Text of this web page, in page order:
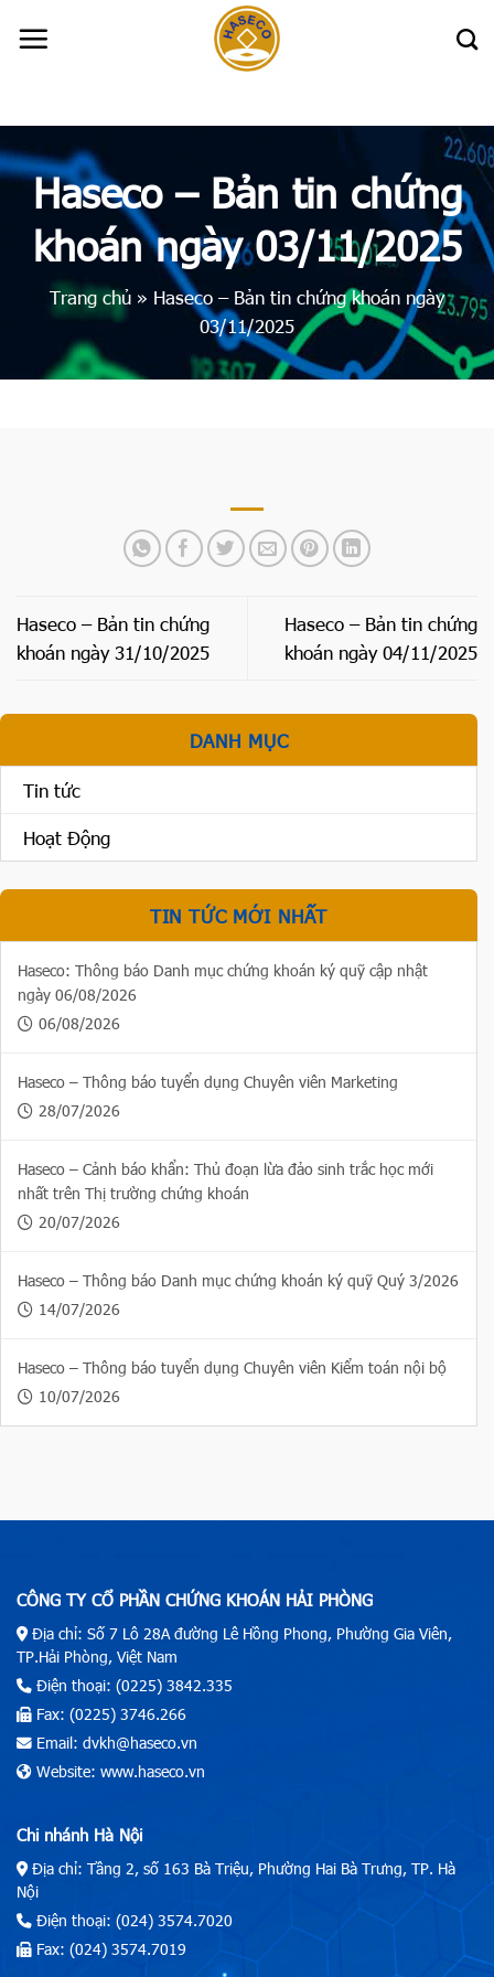
Haseco – Bản tin chứng
khoán ngày 03/11/2025
Trang chủ » Haseco – Bản tin chứng khoán ngày
03/11/2025
Haseco – Bản tin chứng
khoán ngày 31/10/2025
Haseco – Bản tin chứng
khoán ngày 04/11/2025
DANH MỤC
Tin tức
Hoạt Động
TIN TỨC MỚI NHẤT
Haseco: Thông báo Danh mục chứng khoán ký quỹ cập nhật
ngày 06/08/2026
06/08/2026
Haseco – Thông báo tuyển dụng Chuyên viên Marketing
28/07/2026
Haseco – Cảnh báo khẩn: Thủ đoạn lừa đảo sinh trắc học mới
nhất trên Thị trường chứng khoán
20/07/2026
Haseco – Thông báo Danh mục chứng khoán ký quỹ Quý 3/2026
14/07/2026
Haseco – Thông báo tuyển dụng Chuyên viên Kiểm toán nội bộ
10/07/2026
CÔNG TY CỔ PHẦN CHỨNG KHOÁN HẢI PHÒNG
Địa chỉ: Số 7 Lô 28A đường Lê Hồng Phong, Phường Gia Viên,
TP.Hải Phòng, Việt Nam
Điện thoại: (0225) 3842.335
Fax: (0225) 3746.266
Email: dvkh@haseco.vn
Website: www.haseco.vn
Chi nhánh Hà Nội
Địa chỉ: Tầng 2, số 163 Bà Triệu, Phường Hai Bà Trưng, TP. Hà
Nội
Điện thoại: (024) 3574.7020
Fax: (024) 3574.7019